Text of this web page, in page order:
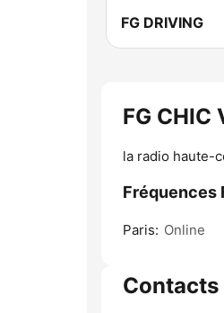
FG DRIVING
FG CHIC
la radio haute-
Fréquences
Paris: Online
Contacts